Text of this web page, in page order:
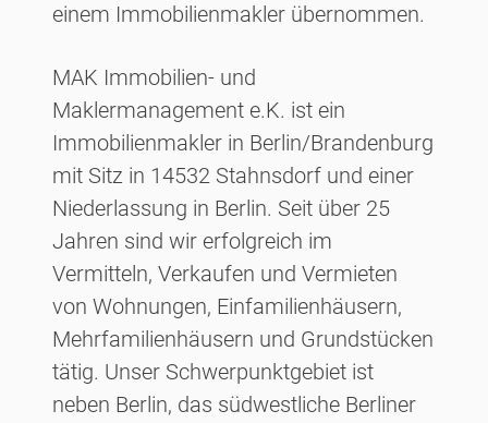
einem Immobilienmakler übernommen.
MAK Immobilien- und
Maklermanagement e.K. ist ein
Immobilienmakler in Berlin/Brandenburg
mit Sitz in 14532 Stahnsdorf und einer
Niederlassung in Berlin. Seit über 25
Jahren sind wir erfolgreich im
Vermitteln, Verkaufen und Vermieten
von Wohnungen, Einfamilienhäusern,
Mehrfamilienhäusern und Grundstücken
tätig. Unser Schwerpunktgebiet ist
neben Berlin, das südwestliche Berliner